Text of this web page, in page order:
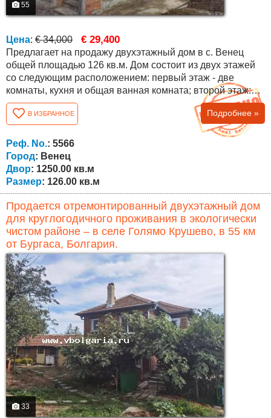
55
Цена: € 34,000 € 29,400
Предлагает на продажу двухэтажный дом в с. Венец
общей площадью 126 кв.м. Дом состоит из двух этажей
со следующим расположением: первый этаж - две
комнаты, кухня и общая ванная комната; второй этаж:
две комнаты, просторный коридор, ванная комната и
туалет. Дом после ремонта со сменными стеклопакетами
ПВХ, дверями ПВХ, новой крышей. Дополнительные
постройки (сарай 40 кв.м.), проведено электричество,
В ИЗБРАННОЕ Подробнее »
Реф. No.: 5566
Город: Венец
Двор: 1250.00 кв.м
Размер: 126.00 кв.м
Продается отремонтированный двухэтажный дом
для круглогодичного проживания в экологически
чистом районе – в селе Голямо Крушево, в 55 км
от Бургаса, Болгария.
33